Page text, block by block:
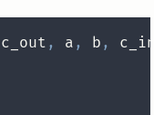
c_out , a , b ,